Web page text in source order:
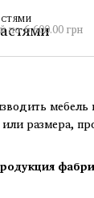
по 6 600.00 грн
размера,